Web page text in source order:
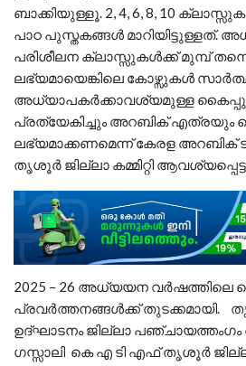
ബാക്കിയുള്ളൂ. 2, 4, 6, 8, 10
പാഠ പുസ്തകങ്ങൾ മാറിയിട്ടുള്ളത്.
പരിശീലന ക്ലാസ്സുകൾക്ക് മുമ്പ്
ലഭ്യമായെങ്കിലെ കോഴ്സുകൾ
അധ്യാപകർക്കാവശ്യമുള്ള
പ്രത്യേകിച്ചും അറബിക് എത്രയും
ലഭ്യമാക്കണമെന്ന് കേരള അറബിക്
തൃശൂർ ജില്ലാ കമ്മിറ്റി
2025 – 26 അധ്യയന വർഷത്തിലെ
പ്രവർത്തനങ്ങൾക്ക് തുടക്കമായി.
ഉദ്ഘാടനം ജില്ലാ
ഗസ്സാലി കെ എ ടി എഫ് തൃശൂർ